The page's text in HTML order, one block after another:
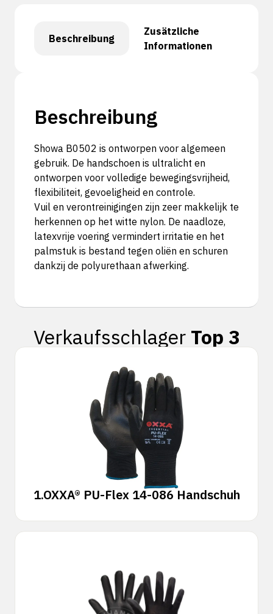
Beschreibung
Zusätzliche
Informationen
Beschreibung
Showa B0502 is ontworpen voor algemeen
gebruik. De handschoen is ultralicht en
ontworpen voor volledige bewegingsvrijheid,
flexibiliteit, gevoeligheid en controle.
Vuil en verontreinigingen zijn zeer makkelijk te
herkennen op het witte nylon. De naadloze,
latexvrije voering vermindert irritatie en het
palmstuk is bestand tegen oliën en schuren
dankzij de polyurethaan afwerking.
Verkaufsschlager Top 3
1.OXXA® PU-Flex 14-086 Handschuh